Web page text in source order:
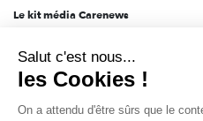
Le kit média Carenews
AEF info
Novethic
PRODURABLE
Salut c'est nous...
les Cookies !
On a attendu d'être sûrs que le